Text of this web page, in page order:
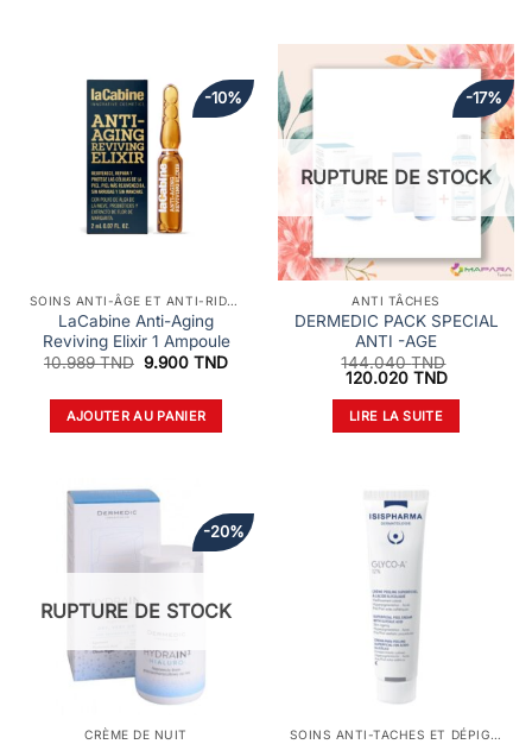
-10%
SOINS ANTI-ÂGE ET ANTI-RIDES
LaCabine Anti-Aging
Reviving Elixir 1 Ampoule
10.989TND Le
était :
10.989 TND.
9.900TNDLe
AJOUTER AU PANIER
-17%
RUPTURE DE STOCK
ANTI TÂCHES
DERMEDIC PACK SPECIAL
ANTI -AGE
144.040TND
Le
initial
était :
144.040 TND.
120.020 TNDLe
120.020
LIRE LA SUITE
-20%
RUPTURE DE STOCK
CRÈME DE NUIT SOINS ANTI-TACHES ET DÉPIGMENTANTS